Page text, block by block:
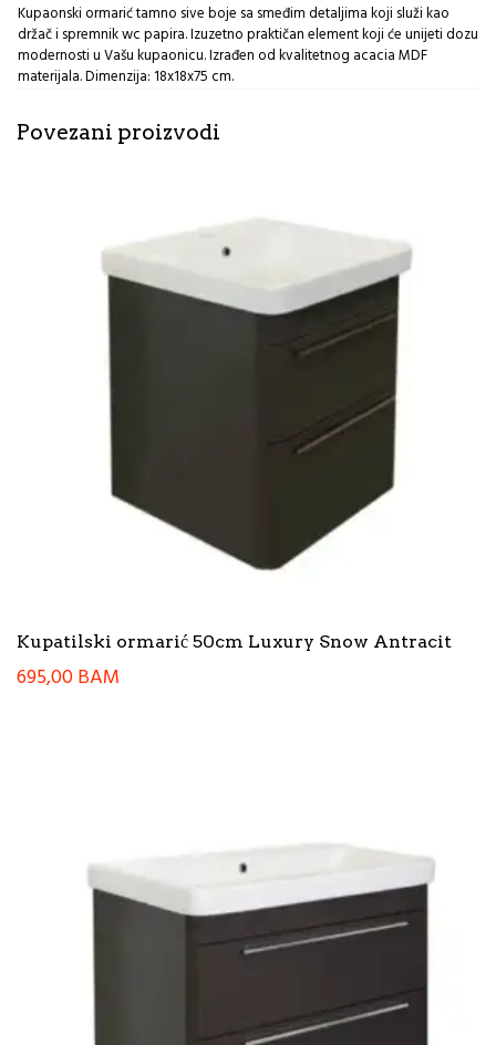
Kupaonski ormarić tamno sive boje sa smeđim detaljima koji služi kao
držač i spremnik wc papira. Izuzetno praktičan element koji će unijeti dozu
modernosti u Vašu kupaonicu. Izrađen od kvalitetnog acacia MDF
materijala. Dimenzija: 18x18x75 cm.
Povezani proizvodi
Kupatilski ormarić 50cm Luxury Snow Antracit
695,00BAM